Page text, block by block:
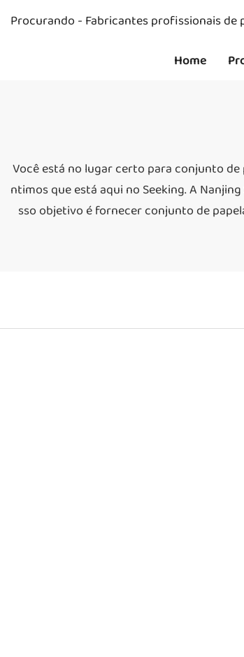
Procurando - Fabricantes profissionais
Home
Você está no lugar certo para conjunto
ntimos que está aqui no Seeking. A
sso objetivo é fornecer conjunto de